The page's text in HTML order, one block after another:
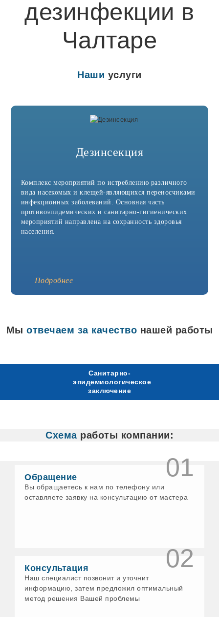
дезинфекции в
Чалтаре
Наши услуги
Дезинсекция
Комплекс мероприятий по истреблению различного
вида насекомых и клещей-являющихся переносчиками
инфекционных заболеваний. Основная часть
противоэпидемических и санитарно-гигиенических
мероприятий направлена на сохранность здоровья
населения.
Подробнее
Мы отвечаем за качество нашей работы
Санитарно-
эпидемиологическое
заключение
Схемаработы компании:
01
Обращение
Вы обращаетесь к нам по телефону или
оставляете заявку на консультацию от мастера
02
Консультация
Наш специалист позвонит и уточнит
информацию, затем предложил оптимальный
метод решения Вашей проблемы